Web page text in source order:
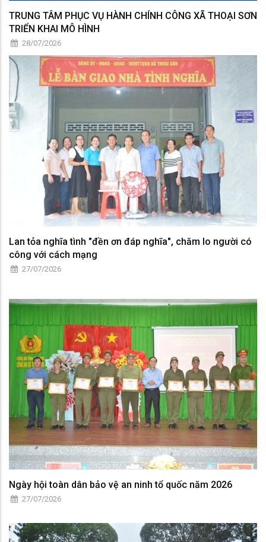
TRUNG TÂM PHỤC VỤ HÀNH CHÍNH CÔNG XÃ THOẠI SƠN
TRIỂN KHAI MÔ HÌNH
28/07/2026
Lan tỏa nghĩa tình "đền ơn đáp nghĩa", chăm lo người có
công với cách mạng
27/07/2026
Ngày hội toàn dân bảo vệ an ninh tổ quốc năm 2026
27/07/2026